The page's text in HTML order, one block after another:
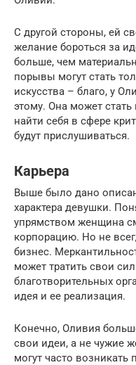
С другой стороны, ей
желание бороться за
больше, чем
порывы могут стать
искусства – благо, у
этому. Она может
найти себя в сфере
будут прислушиваться.
Карьера
Выше было дано
характера девушки.
упрямством женщина
корпорацию. Но не
бизнес.
может тратить свои
благотворительных
идея и ее реализация.
Конечно, Оливия
свои идеи, а не чужие
могут часто